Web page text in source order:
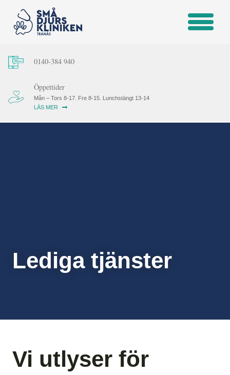
0140-384 940
Öppettider
Mån – Tors 8-17. Fre 8-15. Lunchstängt 13-14
LÄS MER
Lediga tjänster
Vi utlyser för